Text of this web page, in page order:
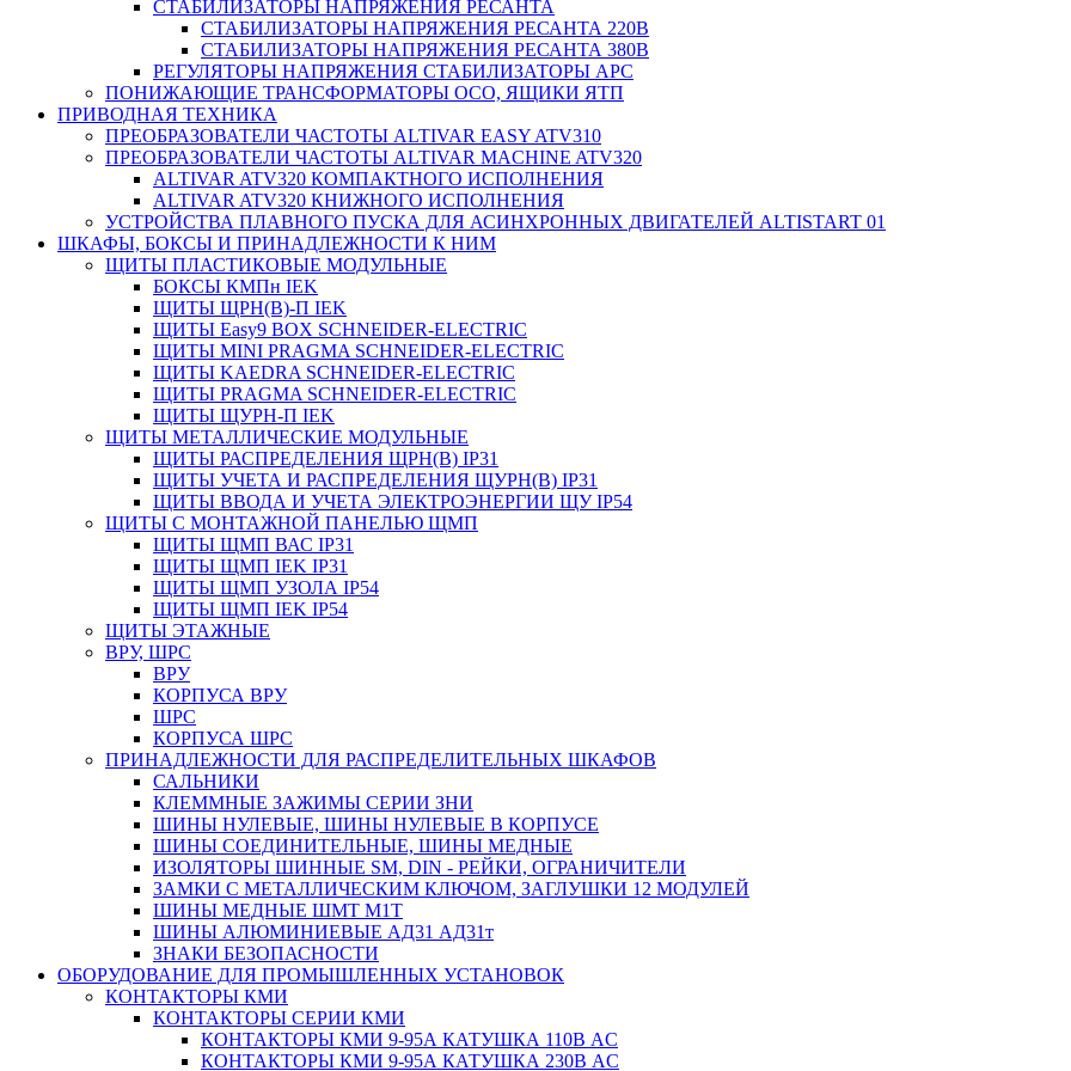
СТАБИЛИЗАТОРЫ НАПРЯЖЕНИЯ РЕСАНТА
СТАБИЛИЗАТОРЫ НАПРЯЖЕНИЯ РЕСАНТА 220В
СТАБИЛИЗАТОРЫ НАПРЯЖЕНИЯ РЕСАНТА 380В
РЕГУЛЯТОРЫ НАПРЯЖЕНИЯ СТАБИЛИЗАТОРЫ APC
ПОНИЖАЮЩИЕ ТРАНСФОРМАТОРЫ ОСО, ЯЩИКИ ЯТП
ПРИВОДНАЯ ТЕХНИКА
ПРЕОБРАЗОВАТЕЛИ ЧАСТОТЫ ALTIVAR EASY ATV310
ПРЕОБРАЗОВАТЕЛИ ЧАСТОТЫ ALTIVAR MACHINE ATV320
ALTIVAR ATV320 КОМПАКТНОГО ИСПОЛНЕНИЯ
ALTIVAR ATV320 КНИЖНОГО ИСПОЛНЕНИЯ
УСТРОЙСТВА ПЛАВНОГО ПУСКА ДЛЯ АСИНХРОННЫХ ДВИГАТЕЛЕЙ ALTISTART 01
ШКАФЫ, БОКСЫ И ПРИНАДЛЕЖНОСТИ К НИМ
ЩИТЫ ПЛАСТИКОВЫЕ МОДУЛЬНЫЕ
БОКСЫ КМПн IEK
ЩИТЫ ЩРН(В)-П IEK
ЩИТЫ Easy9 BOX SCHNEIDER-ELECTRIC
ЩИТЫ MINI PRAGMA SCHNEIDER-ELECTRIC
ЩИТЫ KAEDRA SCHNEIDER-ELECTRIC
ЩИТЫ PRAGMA SCHNEIDER-ELECTRIC
ЩИТЫ ЩУРН-П IEK
ЩИТЫ МЕТАЛЛИЧЕСКИЕ МОДУЛЬНЫЕ
ЩИТЫ РАСПРЕДЕЛЕНИЯ ЩРН(В) IP31
ЩИТЫ УЧЕТА И РАСПРЕДЕЛЕНИЯ ЩУРН(В) IP31
ЩИТЫ ВВОДА И УЧЕТА ЭЛЕКТРОЭНЕРГИИ ЩУ IP54
ЩИТЫ С МОНТАЖНОЙ ПАНЕЛЬЮ ЩМП
ЩИТЫ ЩМП ВАС IP31
ЩИТЫ ЩМП IEK IP31
ЩИТЫ ЩМП УЗОЛА IP54
ЩИТЫ ЩМП IEK IP54
ЩИТЫ ЭТАЖНЫЕ
ВРУ, ШРС
ВРУ
КОРПУСА ВРУ
ШРС
КОРПУСА ШРС
ПРИНАДЛЕЖНОСТИ ДЛЯ РАСПРЕДЕЛИТЕЛЬНЫХ ШКАФОВ
САЛЬНИКИ
КЛЕММНЫЕ ЗАЖИМЫ СЕРИИ ЗНИ
ШИНЫ НУЛЕВЫЕ, ШИНЫ НУЛЕВЫЕ В КОРПУСЕ
ШИНЫ СОЕДИНИТЕЛЬНЫЕ, ШИНЫ МЕДНЫЕ
ИЗОЛЯТОРЫ ШИННЫЕ SM, DIN - РЕЙКИ, ОГРАНИЧИТЕЛИ
ЗАМКИ С МЕТАЛЛИЧЕСКИМ КЛЮЧОМ, ЗАГЛУШКИ 12 МОДУЛЕЙ
ШИНЫ МЕДНЫЕ ШМТ М1Т
ШИНЫ АЛЮМИНИЕВЫЕ АД31 АД31т
ЗНАКИ БЕЗОПАСНОСТИ
ОБОРУДОВАНИЕ ДЛЯ ПРОМЫШЛЕННЫХ УСТАНОВОК
КОНТАКТОРЫ КМИ
КОНТАКТОРЫ СЕРИИ КМИ
КОНТАКТОРЫ КМИ 9-95А КАТУШКА 110В AC
КОНТАКТОРЫ КМИ 9-95А КАТУШКА 230В AC